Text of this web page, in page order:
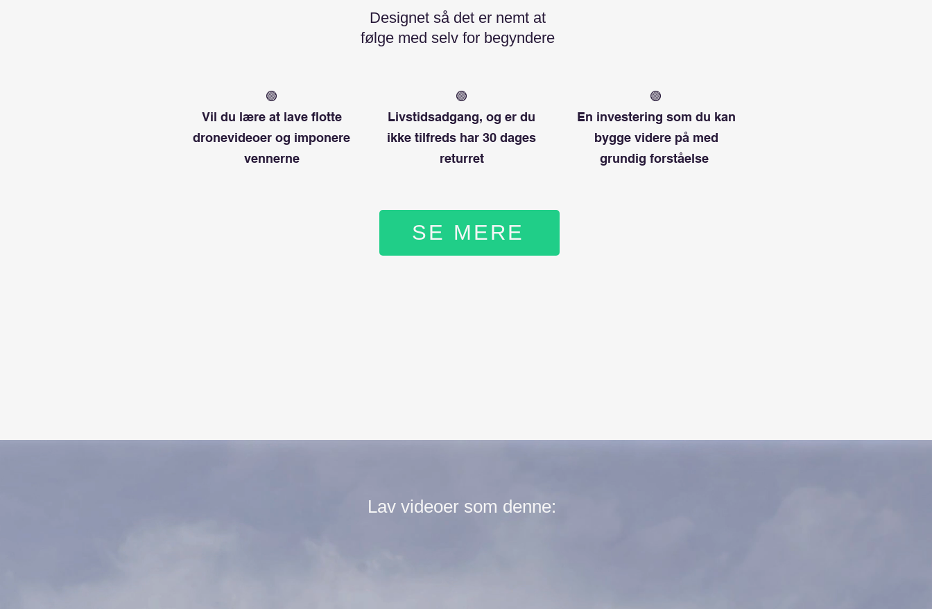
Designet så det er nemt at
følge med selv for begyndere
🟢
Vil du lære at lave flotte
dronevideoer og imponere
vennerne
🟢
Livstidsadgang, og er du
ikke tilfreds har 30 dages
returret
🟢
En investering som du kan
bygge videre på med
grundig forståelse
SE MERE
Lav videoer som denne: